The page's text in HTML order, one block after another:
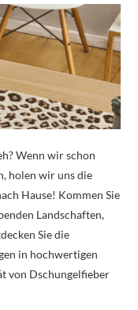
Wenn wir schon
holen wir uns die
Hause! Kommen Sie
Landschaften,
Sie die
in hochwertigen
von Dschungelfieber